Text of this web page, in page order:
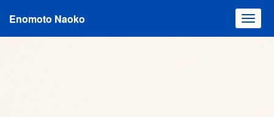
Enomoto Naoko